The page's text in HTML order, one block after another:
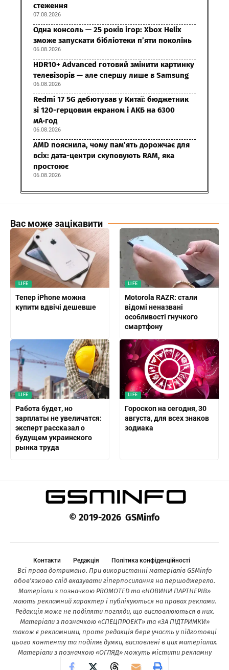
стеження
07.08.2026
Одна консоль — 25 років ігор: Xbox Helix
зможе запускати бібліотеки п’яти поколінь
06.08.2026
HDR10+ Advanced готовий змінити картинку
телевізорів — але спершу лише в Samsung
06.08.2026
Redmi 17 5G дебютував у Китаї: бюджетник
зі 120-герцовим екраном і АКБ на 6300
мА·год
06.08.2026
AMD пояснила, чому пам’ять дорожчає для
всіх: дата-центри скуповують RAM, яка
простоює
06.08.2026
Вас може зацікавити
LIFE
Тепер iPhone можна
купити вдвічі дешевше
LIFE
Motorola RAZR: стали
відомі неназвані
особливості гнучкого
смартфону
LIFE
Работа будет, но
зарплаты не увеличатся:
эксперт рассказал о
будущем украинского
рынка труда
LIFE
Гороскоп на сегодня, 30
августа, для всех знаков
зодиака
© 2019-2026 GSMinfo
Контакти Редакція Політика конфіденційності
Всі права дотримано. При використанні матеріалів GSMinfo
обов’язково слід вказувати гіперпосилання на першоджерело.
Матеріали з позначкою PROMOTED та «НОВИНИ ПАРТНЕРІВ»
мають рекламний характер і публікуються на правах реклами.
Редакція може не поділяти погляди, що висловлюються в них.
Матеріали з позначкою «СПЕЦПРОЕКТ» та «ЗА ПІДТРИМКИ»
також є рекламними, проте редакція бере участь у підготовці
цього контенту та поділяє думки, висловлені в цих матеріалах.
Матеріали з позначкою «ОГЛЯД» можуть містити рекламну
інформацію.